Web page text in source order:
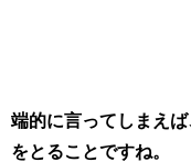
端的に言ってしまえ
をとることですね。